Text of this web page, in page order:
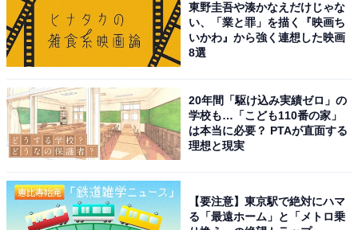
東野圭吾や湊かなえだけじゃな
い、「業と罪」を描く『映画ち
いかわ』から強く連想した映画
8選
20年間「駆け込み実績ゼロ」の
学校も…「こども110番の家」
は本当に必要？ PTAが直面する
理想と現実
【要注意】東京駅で絶対にハマ
る「最遠ホーム」と「メトロ乗